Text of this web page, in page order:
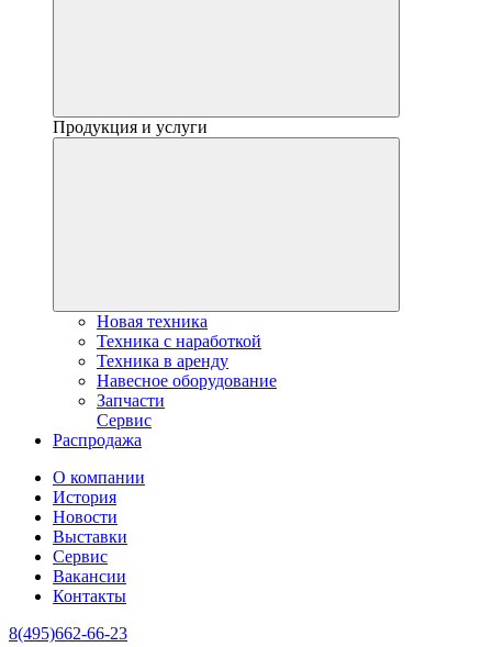
Продукция и услуги
Новая техника
Техника с наработкой
Техника в аренду
Навесное оборудование
Запчасти
Сервис
Распродажа
О компании
История
Новости
Выставки
Сервис
Вакансии
Контакты
8(495)662-66-23